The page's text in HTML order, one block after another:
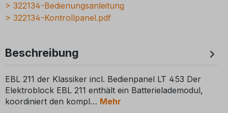
> 322134-Bedienungsanleitung
> 322134-Kontrollpanel.pdf
Beschreibung
EBL 211 der Klassiker incl. Bedienpanel LT 453 Der
Elektroblock EBL 211 enthält ein Batterielademodul,
koordiniert den kompl Mehr